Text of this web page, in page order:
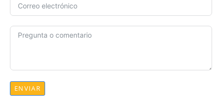
ENVIAR